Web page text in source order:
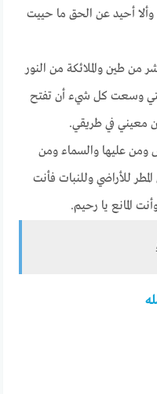
أحيد عن الحق ما حييت
من طين والملائكة من النور
وسعت كل شيء أن تفتح
معيني في طريقي.
ومن عليها والسماء ومن
للأراضي وللنبات فأنت
المانع يا رحيم.